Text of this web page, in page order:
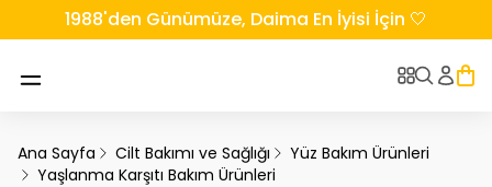
1988'den Günümüze, Daima En İyisi İçin 🤍
Ana Sayfa Cilt Bakımı ve Sağlığı
Yüz Bakım Ürünleri
Yaşlanma Karşıtı Bakım Ürünleri